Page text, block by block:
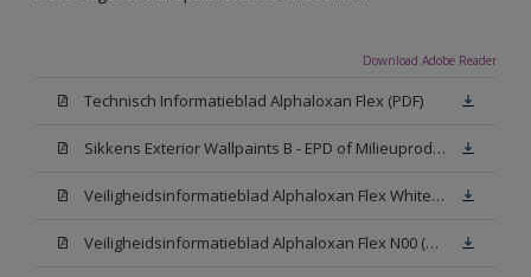
Download Adobe Reader
Technisch Informatieblad Alphaloxan Flex (PDF)
Sikkens Exterior Wallpaints B - EPD of Milieuproductverklaring
Veiligheidsinformatieblad Alphaloxan Flex White W05 (MSDS)
Veiligheidsinformatieblad Alphaloxan Flex N00 (MSDS)